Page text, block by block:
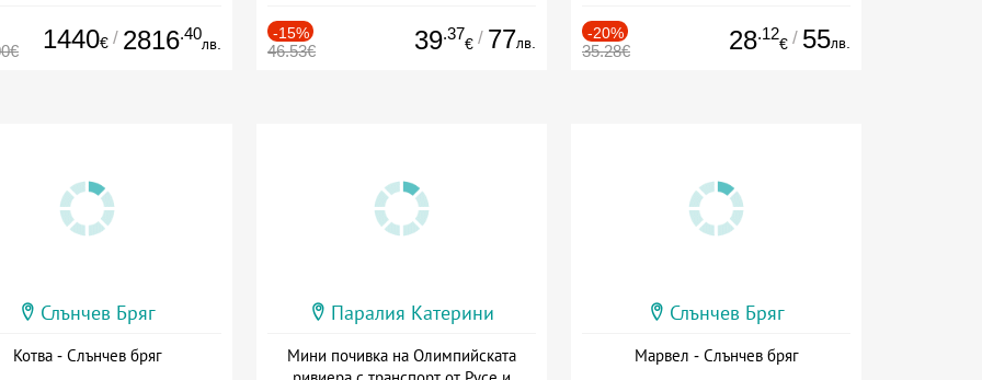
1440€ / 2816.40
лв.
-15%
46.53€ 39.37
€ / 77лв.
-20%
35.28€ 28.12
€ / 55лв.
Слънчев Бряг
Котва - Слънчев бряг
Паралия Катерини
Мини почивка на Олимпийската
Слънчев Бряг
Марвел - Слънчев бряг